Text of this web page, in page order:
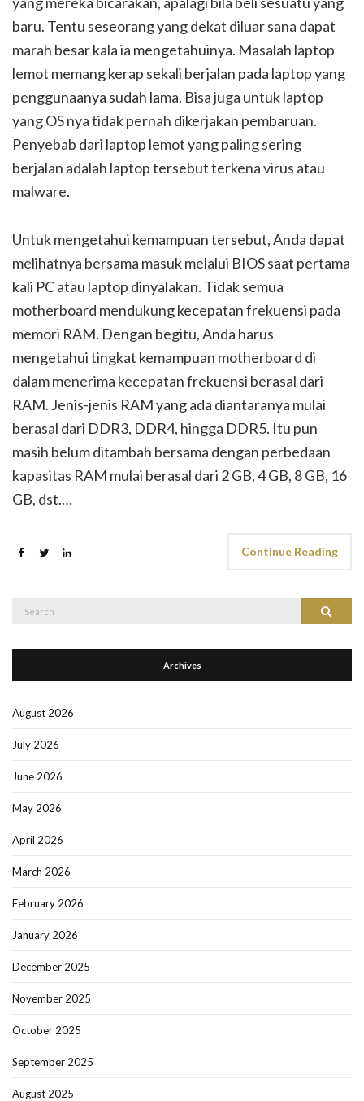
baru. Tentu seseorang yang dekat diluar sana dapat
marah besar kala ia mengetahuinya. Masalah laptop
lemot memang kerap sekali berjalan pada laptop yang
penggunaanya sudah lama. Bisa juga untuk laptop
yang OS nya tidak pernah dikerjakan pembaruan.
Penyebab dari laptop lemot yang paling sering
berjalan adalah laptop tersebut terkena virus atau
malware.
Untuk mengetahui kemampuan tersebut, Anda dapat
melihatnya bersama masuk melalui BIOS saat pertama
kali PC atau laptop dinyalakan. Tidak semua
motherboard mendukung kecepatan frekuensi pada
memori RAM. Dengan begitu, Anda harus
mengetahui tingkat kemampuan motherboard di
dalam menerima kecepatan frekuensi berasal dari
RAM. Jenis-jenis RAM yang ada diantaranya mulai
berasal dari DDR3, DDR4, hingga DDR5. Itu pun
masih belum ditambah bersama dengan perbedaan
kapasitas RAM mulai berasal dari 2 GB, 4 GB, 8 GB, 16
GB, dst.…
Continue Reading
Search
Archives
August 2026
July 2026
June 2026
May 2026
April 2026
March 2026
February 2026
January 2026
December 2025
November 2025
October 2025
September 2025
August 2025